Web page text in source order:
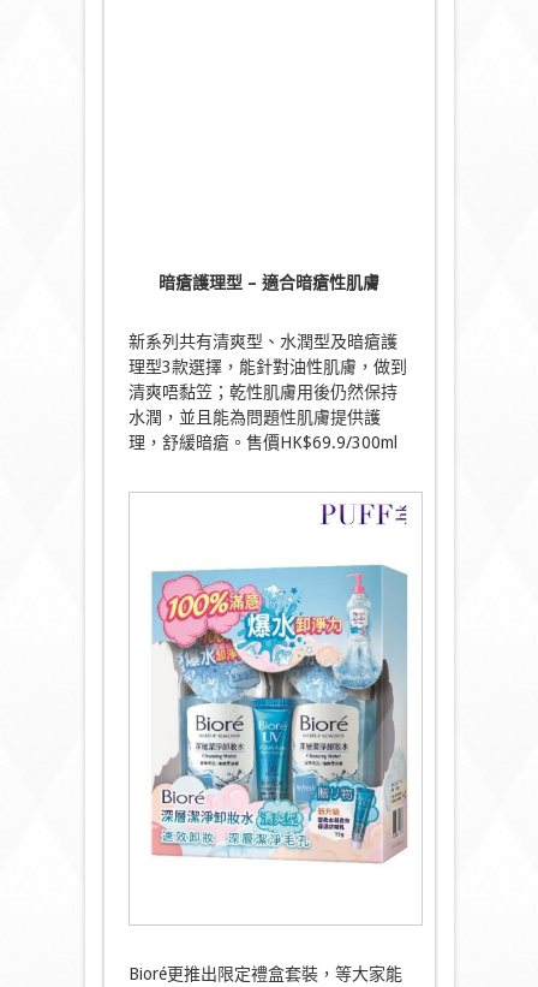
暗瘡護理型 – 適合暗瘡性肌膚
新系列共有清爽型、水潤型及暗瘡護
理型3款選擇，能針對油性肌膚，做到
清爽唔黏笠；乾性肌膚用後仍然保持
水潤，並且能為問題性肌膚提供護
理，舒緩暗瘡。售價HK$69.9/300ml
Bioré更推出限定禮盒套裝，等大家能